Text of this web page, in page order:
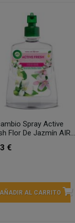
Spray Active
Flor De Jazmín AIR...
€
AÑADIR AL CARRITO